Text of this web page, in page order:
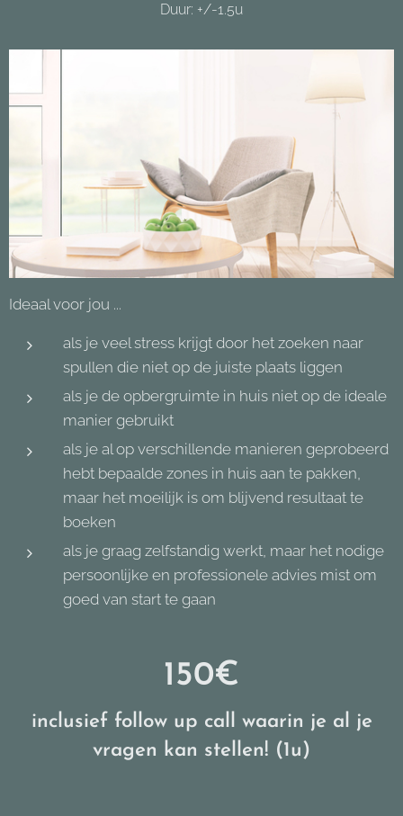
Duur: +/-1.5u
Ideaal voor jou ...
als je veel stress krijgt door het zoeken naar
spullen die niet op de juiste plaats liggen
als je de opbergruimte in huis niet op de ideale
manier gebruikt
als je al op verschillende manieren geprobeerd
hebt bepaalde zones in huis aan te pakken,
maar het moeilijk is om blijvend resultaat te
boeken
als je graag zelfstandig werkt, maar het nodige
persoonlijke en professionele advies mist om
goed van start te gaan
150€
inclusief follow up call waarin je al je
vragen kan stellen! (1u)